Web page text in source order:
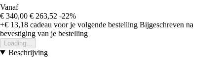
Vanaf
€ 340,00 € 263,52 -22%
+€ 13,18 cadeau voor je volgende bestelling Bijgeschreven na
bevestiging van je bestelling
Loading...
Beschrijving